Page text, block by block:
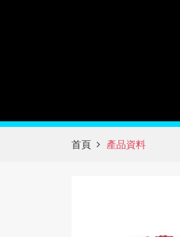
首頁 產品資料